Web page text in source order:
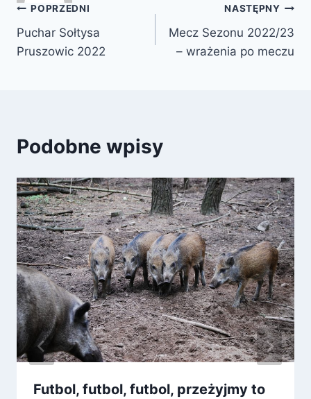
Nawigacja
wpisu
POPRZEDNI
Puchar Sołtysa
Pruszowic 2022
NASTĘPNY
Mecz Sezonu 2022/23
– wrażenia po meczu
Podobne wpisy
Futbol, futbol, futbol, przeżyjmy to